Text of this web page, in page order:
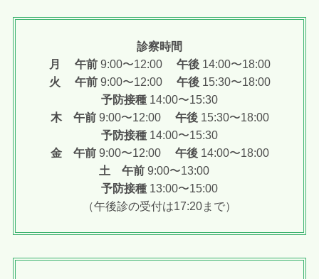
診察時間
月 午前9:00〜12:00 午後 14:00〜18:00
火 午前9:00〜12:00 午後 15:30〜18:00
予防接種 14:00〜15:30
木午前 9:00〜12:00 午後 15:30〜18:00
予防接種 14:00〜15:30
金午前 9:00〜12:00 午後 14:00〜18:00
土 午前 9:00〜13:00
予防接種 13:00〜15:00
（午後診の受付は17:20まで）